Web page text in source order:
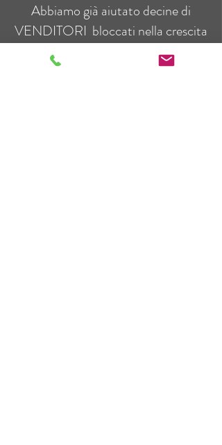
Abbiamo già aiutato decine di
VENDITORI bloccati nella crescita
dei propri risultati ad incrementare
costantemente vendite e margini